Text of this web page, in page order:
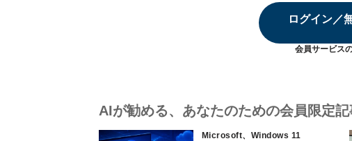
ログイン／
会員サービス
AIが勧める、あなたのための会員限定記
Microsoft、Windows 11